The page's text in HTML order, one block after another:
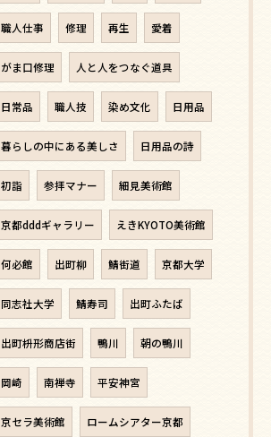
職人仕事 修理 再生 愛着
がま口修理 人と人をつなぐ道具
日常品 職人技 染め文化 日用品
暮らしの中にある美しさ 日用品の詩
初詣 参拝マナー 細見美術館
京都dddギャラリー えきKYOTO美術館
何必館 出町柳 鯖街道 京都大学
同志社大学 鯖寿司 出町ふたば
出町枡形商店街 鴨川 朝の鴨川
岡崎 南禅寺 平安神宮
京セラ美術館 ロームシアター京都